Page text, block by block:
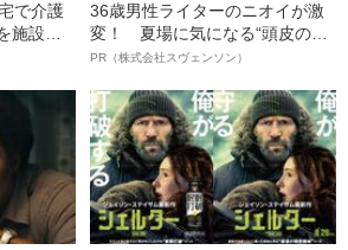
で介護
施設に
36歳男性ライターのニオイが激
変！ 夏場に気になる“頭皮のニ
オイ”や“ベタつき”を解消す
ト”が生み出した徹底ケアとは
PR（株式会社スヴェンソン）